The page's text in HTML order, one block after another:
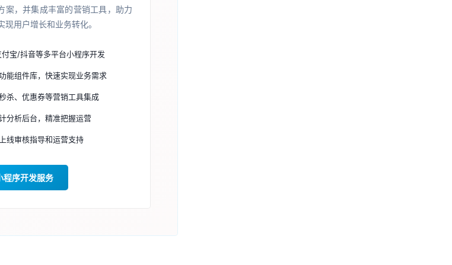
案，并集成丰富的营销工具，助力
现用户增长和业务转化。
宝/抖音等多平台小程序开发
能组件库，快速实现业务需求
杀、优惠券等营销工具集成
分析后台，精准把握运营
线审核指导和运营支持
程序开发服务